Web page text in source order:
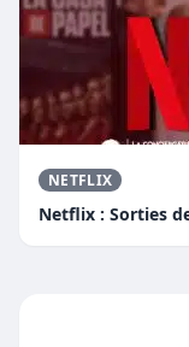
NETFLIX
Netflix : Sorties